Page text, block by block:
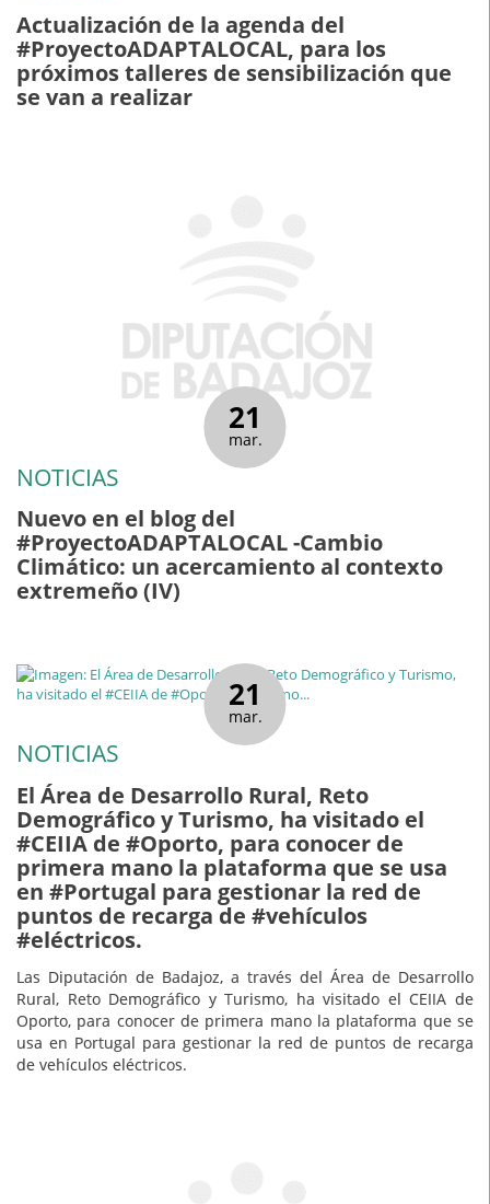
Actualización de la agenda del
#ProyectoADAPTALOCAL, para los
próximos talleres de sensibilización que
se van a realizar
21
mar.
NOTICIAS
Nuevo en el blog del
#ProyectoADAPTALOCAL -Cambio
Climático: un acercamiento al contexto
extremeño (IV)
21
mar.
NOTICIAS
El Área de Desarrollo Rural, Reto
Demográfico y Turismo, ha visitado el
#CEIIA de #Oporto, para conocer de
primera mano la plataforma que se usa
en #Portugal para gestionar la red de
puntos de recarga de #vehículos
#eléctricos.
Las Diputación de Badajoz, a través del Área de Desarrollo
Rural, Reto Demográfico y Turismo, ha visitado el CEIIA de
Oporto, para conocer de primera mano la plataforma que se
usa en Portugal para gestionar la red de puntos de recarga
de vehículos eléctricos.